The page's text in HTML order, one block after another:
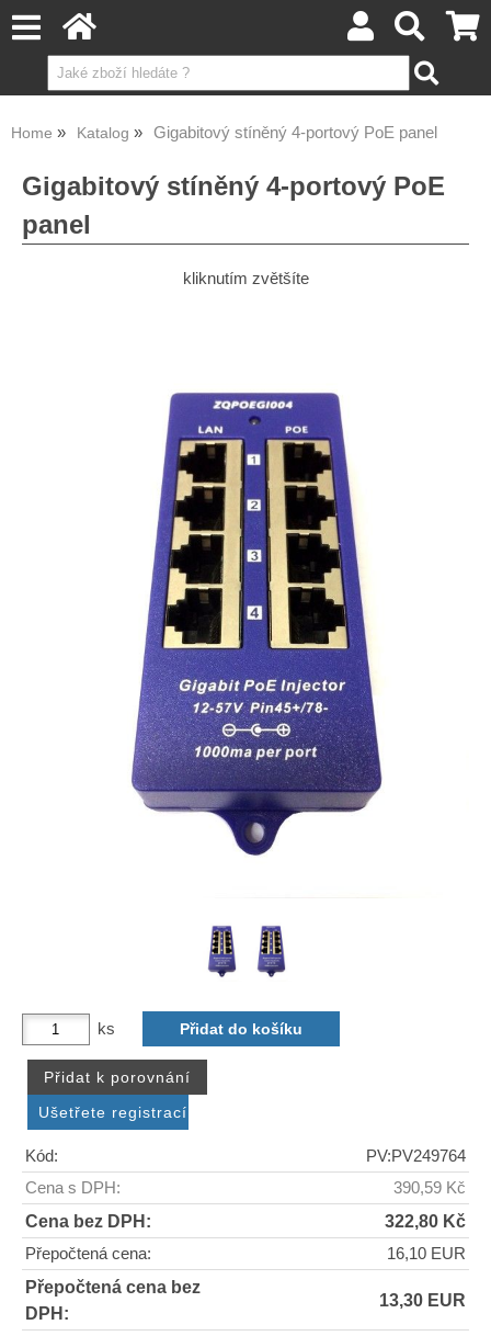
Home Katalog Gigabitový stíněný 4-portový PoE panel
Gigabitový stíněný 4-portový PoE
panel
kliknutím zvětšíte
ks
Kód:
PV:PV249764
Cena s DPH:
390,59 Kč
Cena bez DPH: 322,80 Kč
Přepočtená cena: 16,10 EUR
Přepočtená cena bez
DPH:
13,30 EUR